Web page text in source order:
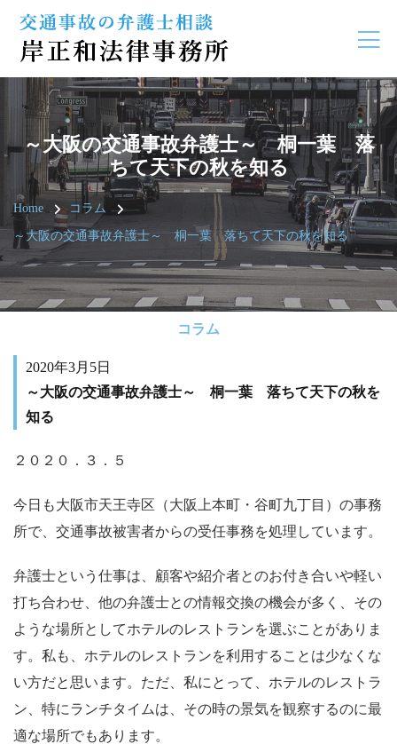
～大阪の交通事故弁護士～ 桐一葉 落
ちて天下の秋を知る
Home コラム
～大阪の交通事故弁護士～ 桐一葉 落ちて天下の秋を知る
コラム
2020年3月5日
～大阪の交通事故弁護士～ 桐一葉 落ちて天下の秋を
知る
２０２０．３．５
今日も大阪市天王寺区（大阪上本町・谷町九丁目）の事務
所で、交通事故被害者からの受任事務を処理しています。
弁護士という仕事は、顧客や紹介者とのお付き合いや軽い
打ち合わせ、他の弁護士との情報交換の機会が多く、その
ような場所としてホテルのレストランを選ぶことがありま
す。私も、ホテルのレストランを利用することは少なくな
い方だと思います。ただ、私にとって、ホテルのレストラ
ン、特にランチタイムは、その時の景気を観察するのに最
適な場所でもあります。